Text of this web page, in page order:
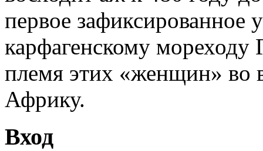
первое зафиксированное
карфагенскому мореходу
племя этих «женщин» во
Африку.
Вход